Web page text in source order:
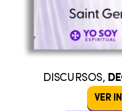
DISCURSOS,
VER